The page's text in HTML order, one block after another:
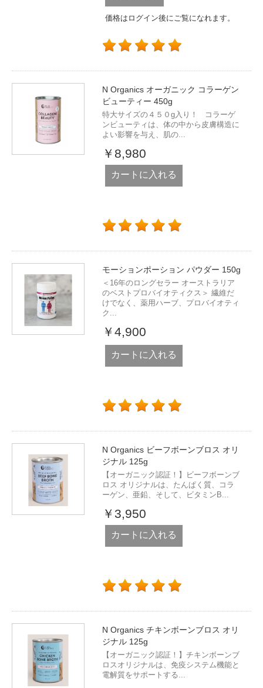
価格はログイン後にご覧になれます。
N Organics オーガニック コラーゲン
ビューティー 450g
特大サイズの４５０g入り！ コラーゲ
ンビューティは、体の中から皮膚構造に
よい影響を与え、肌の...
￥8,980
カートに入れる
モーションポーション パウダー 150g
＜16年のロングセラー オーストラリア
のベストプロバイオティクス＞ 繊維だ
けでなく、薬用ハーブ、プロバイオティ
ク...
￥4,900
カートに入れる
N Organics ビーフボーンブロス オリ
ジナル 125g
【オーガニック認証！】ビーフボーンブ
ロス オリジナルは、たんぱく質、コラ
ーゲン、亜鉛、そして、ビタミンB...
￥3,950
カートに入れる
N Organics チキンボーンブロス オリ
ジナル 125g
【オーガニック認証！】チキンボーンブ
ロスオリジナルは、免疫システム機能と
電解質をサポートする...